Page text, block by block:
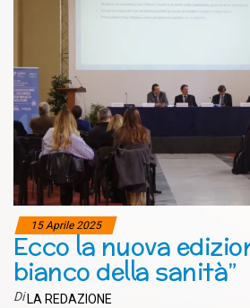
15 Aprile 2025
Ecco la nuova
bianco della sanità”
Di LA REDAZIONE